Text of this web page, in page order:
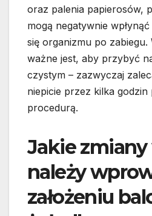
oraz palenia papierosów,
mogą negatywnie
się organizmu po zabiegu.
ważne jest, aby przybyć
czystym – zazwyczaj
niepicie przez kilka
procedurą.
Jakie
należy
założeniu